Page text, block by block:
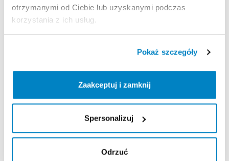
otrzymanymi od Ciebie lub uzyskanymi podczas
korzystania z ich usług.
Pokaż szczegóły
Zaakceptuj i zamknij
Spersonalizuj
Odrzuć
Zasady wypożyczenia
Nie pobieramy kaucji za wypożyczenie tego